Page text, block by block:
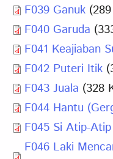
F039 Ganuk
F040 Garuda
F041 Keajiaban
F042 Puteri Itik
F043 Juala (328
F044 Hantu
F045 Si Atip-Atip
F046 Laki